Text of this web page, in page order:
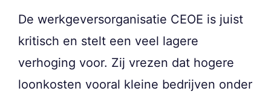
De werkgeversorganisatie CEOE is juist
kritisch en stelt een veel lagere
verhoging voor. Zij vrezen dat hogere
loonkosten vooral kleine bedrijven onder